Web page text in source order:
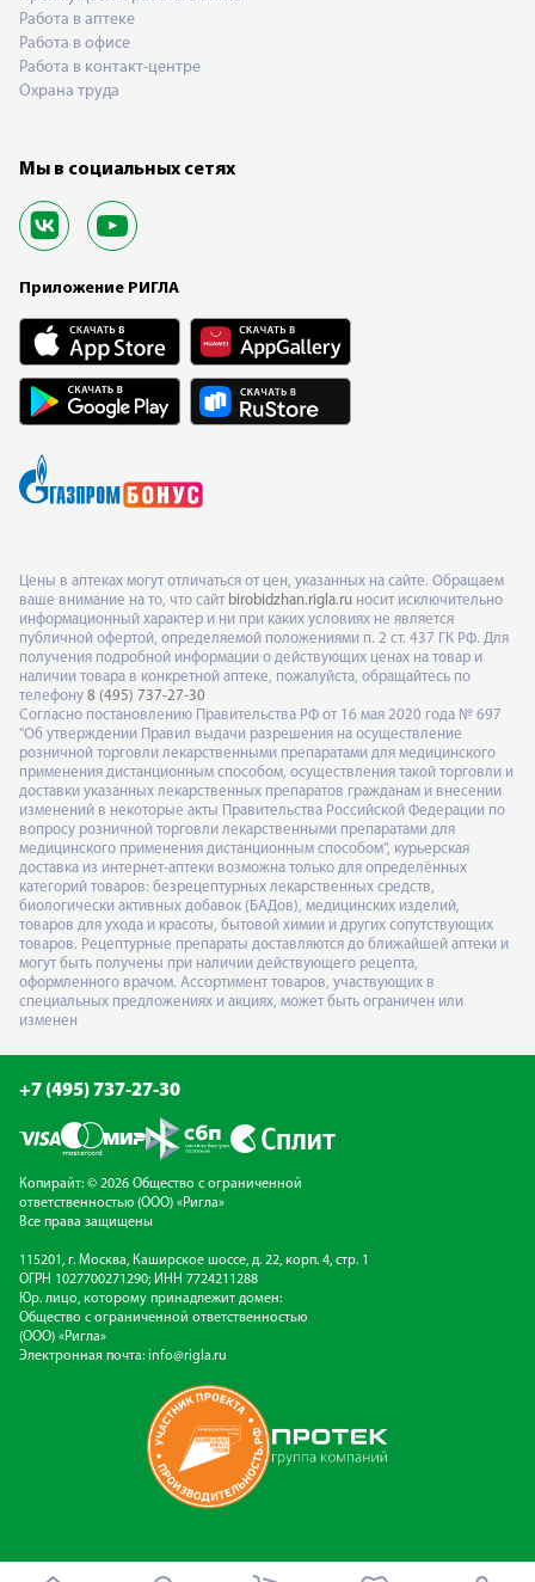
Работа в аптеке
Работа в офисе
Работа в контакт-центре
Охрана труда
Мы в социальных сетях
Приложение РИГЛА
Цены в аптеках могут отличаться от цен, указанных на сайте. Обращаем
ваше внимание на то, что сайт birobidzhan.rigla.ru носит исключительно
информационный характер и ни при каких условиях не является
публичной офертой, определяемой положениями п. 2 ст. 437 ГК РФ. Для
получения подробной информации о действующих ценах на товар и
наличии товара в конкретной аптеке, пожалуйста, обращайтесь по
телефону 8 (495) 737-27-30
Согласно постановлению Правительства РФ от 16 мая 2020 года № 697
"Об утверждении Правил выдачи разрешения на осуществление
розничной торговли лекарственными препаратами для медицинского
применения дистанционным способом, осуществления такой торговли и
доставки указанных лекарственных препаратов гражданам и внесении
изменений в некоторые акты Правительства Российской Федерации по
вопросу розничной торговли лекарственными препаратами для
медицинского применения дистанционным способом", курьерская
доставка из интернет-аптеки возможна только для определённых
категорий товаров: безрецептурных лекарственных средств,
биологически активных добавок (БАДов), медицинских изделий,
товаров для ухода и красоты, бытовой химии и других сопутствующих
товаров. Рецептурные препараты доставляются до ближайшей аптеки и
могут быть получены при наличии действующего рецепта,
оформленного врачом. Ассортимент товаров, участвующих в
специальных предложениях и акциях, может быть ограничен или
изменен
+7 (495) 737-27-30
Копирайт: © 2026 Общество с ограниченной
ответственностью (ООО) «Ригла»
Все права защищены
115201, г. Москва, Каширское шоссе, д. 22, корп. 4, стр. 1
ОГРН 1027700271290; ИНН 7724211288
Юр. лицо, которому принадлежит домен:
Общество с ограниченной ответственностью
(ООО) «Ригла»
Электронная почта: info@rigla.ru